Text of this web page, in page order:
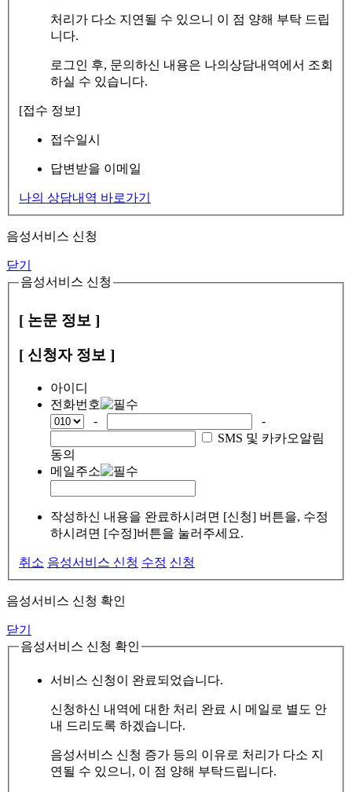
처리가 다소 지연될 수 있으니 이 점 양해 부탁 드립
니다.
로그인 후, 문의하신 내용은 나의상담내역에서 조회
하실 수 있습니다.
[접수 정보]
접수일시
답변받을 이메일
나의 상담내역 바로가기
음성서비스 신청
닫기
음성서비스 신청
[ 논문 정보 ]
[ 신청자 정보 ]
아이디
전화번호
-
-
SMS 및 카카오알림
동의
메일주소
작성하신 내용을 완료하시려면 [신청] 버튼을, 수정
하시려면 [수정]버튼을 눌러주세요.
취소 음성서비스 신청 수정 신청
음성서비스 신청 확인
닫기
음성서비스 신청 확인
서비스 신청이 완료되었습니다.
신청하신 내역에 대한 처리 완료 시 메일로 별도 안
내 드리도록 하겠습니다.
음성서비스 신청 증가 등의 이유로 처리가 다소 지
연될 수 있으니, 이 점 양해 부탁드립니다.